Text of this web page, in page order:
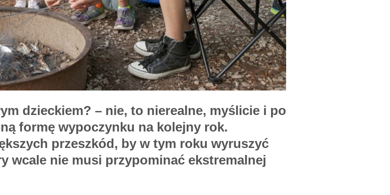
dzieckiem? – nie, to nierealne, myślicie i po
formę wypoczynku na kolejny rok.
przeszkód, by w tym roku wyruszyć
wcale nie musi przypominać ekstremalnej